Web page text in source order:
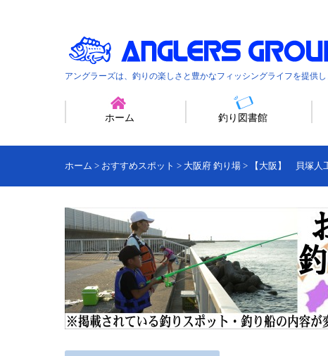
アングラーズは、釣りの楽しさと豊かなフィッシングライフを提供
ホーム 釣り図書館
ホーム > おすすめスポット > 大阪府 釣り場 > 【大阪】 貝塚人